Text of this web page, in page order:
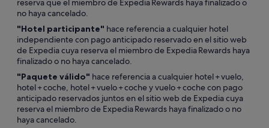
reserva que el miembro de Expedia Rewards haya finalizado o
no haya cancelado.
"Hotel participante" hace referencia a cualquier hotel
independiente con pago anticipado reservado en el sitio web
de Expedia cuya reserva el miembro de Expedia Rewards haya
finalizado o no haya cancelado.
"Paquete válido" hace referencia a cualquier hotel + vuelo,
hotel + coche, hotel + vuelo + coche y vuelo + coche con pago
anticipado reservados juntos en el sitio web de Expedia cuya
reserva el miembro de Expedia Rewards haya finalizado o no
haya cancelado.